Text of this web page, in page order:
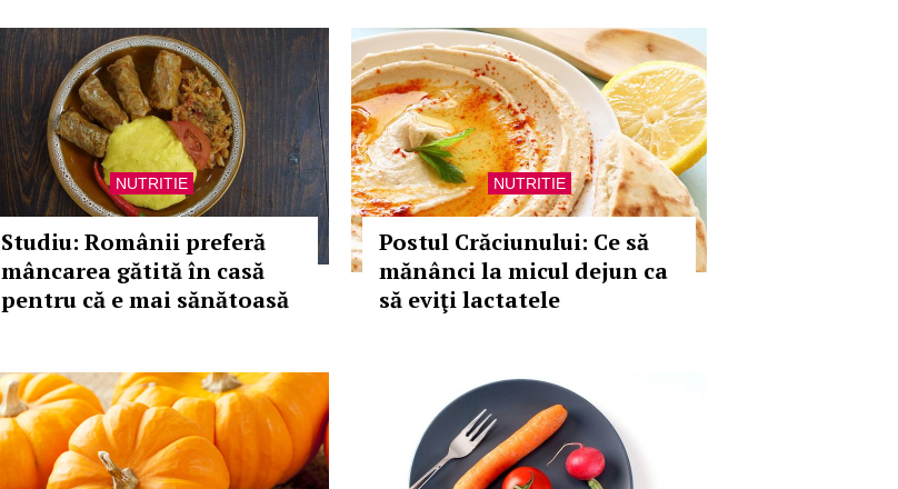
NUTRITIE
Studiu: Românii preferă
mâncarea gătită în casă
pentru că e mai sănătoasă
NUTRITIE
Postul Crăciunului: Ce să
mănânci la micul dejun ca
să eviţi lactatele